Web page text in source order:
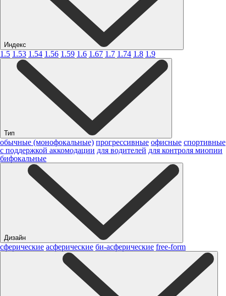
Индекс
1.5 1.53 1.54 1.56 1.59 1.6 1.67 1.7 1.74 1.8 1.9
Тип
обычные (монофокальные) прогрессивные офисные спортивные
с поддержкой аккомодации для водителей для контроля миопии
бифокальные
Дизайн
сферические асферические би-асферические free-form